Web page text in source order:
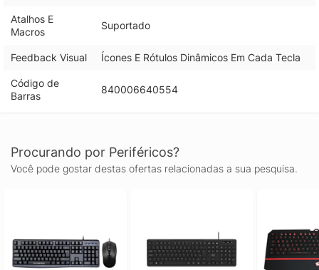
Atalhos E
Macros
Suportado
Feedback Visual Ícones E Rótulos Dinâmicos Em Cada Tecla
Código de
Barras
840006640554
Procurando por Periféricos?
Você pode gostar destas ofertas relacionadas a sua pesquisa.